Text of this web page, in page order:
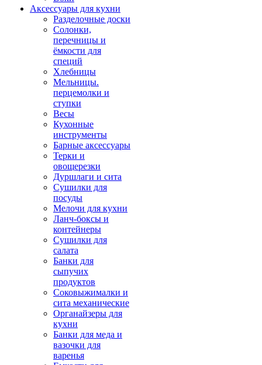
Аксессуары для кухни
Разделочные доски
Солонки,
перечницы и
ёмкости для
специй
Хлебницы
Мельницы.
перцемолки и
ступки
Весы
Кухонные
инструменты
Барные аксессуары
Терки и
овощерезки
Дуршлаги и сита
Сушилки для
посуды
Мелочи для кухни
Ланч-боксы и
контейнеры
Сушилки для
салата
Банки для
сыпучих
продуктов
Соковыжималки и
сита механические
Органайзеры для
кухни
Банки для меда и
вазочки для
варенья